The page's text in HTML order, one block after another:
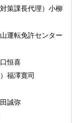
策課長代理）小柳
運転免許センター
恒喜
福澤寛司
誠弥